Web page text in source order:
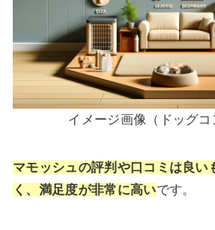
イメージ画像（ドッグコ
マモッシュの評判や口コミは良い
く、満足度が非常に高いです。